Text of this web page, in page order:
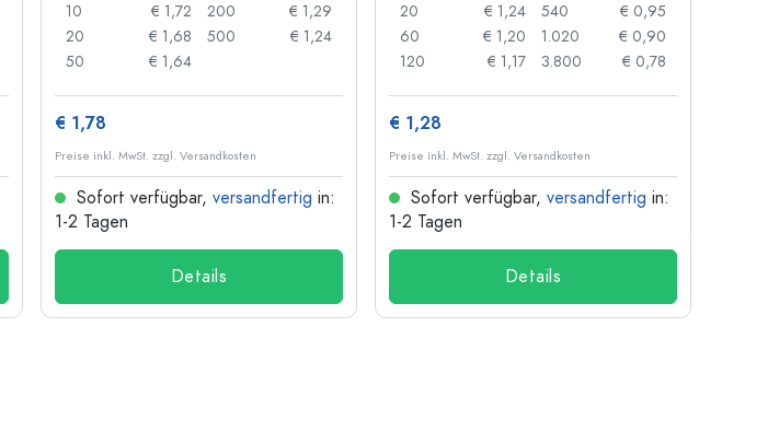
10
€ 1,72
20
€ 1,68
50
€ 1,64
200
€ 1,29
500
€ 1,24
€ 1,78
Preise inkl. MwSt. zzgl. Versandkosten
Sofort verfügbar, versandfertig in:
1-2 Tagen
Details
20
€ 1,24
60
€ 1,20
120
€ 1,17
540
€ 0,95
1.020
€ 0,90
3.800
€ 0,78
€ 1,28
Preise inkl. MwSt. zzgl. Versandkosten
Sofort verfügbar, versandfertig in:
1-2 Tagen
Details